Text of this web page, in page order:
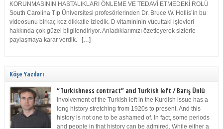
KORUNMASININ HASTALIKLARI ÖNLEME VE TEDAVİ ETMEDEKİ ROLÜ
South Carolina Tıp Üniversitesi profesörlerinden Dr. Bruce W. Hollis’in bu
videosunu birkaç kez dikkatle izledik. D vitamininin vücuttaki işlevleri
hakkında çok güzel bilgilendiriyor. Anladıklarımızı özetleyerek sizlerle
paylaşmaya karar verdik. […]
Köşe Yazıları
“Turkishness contract” and Turkish left / Barış Ünlü
Involvement of the Turkish left in the Kurdish issue has a
long history stretching from 1920s to present. And this
history is not one to be ashamed of. In fact, some periods
and people in that history can be admired. While either a